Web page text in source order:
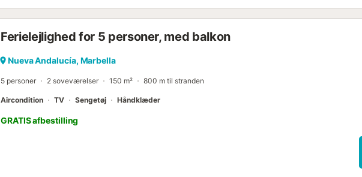
Ferielejlighed for 5 personer, med balkon
Nueva Andalucía, Marbella
5 personer 2 soveværelser 150 m² 800 m til stranden
Aircondition TV Sengetøj Håndklæder
GRATIS afbestilling